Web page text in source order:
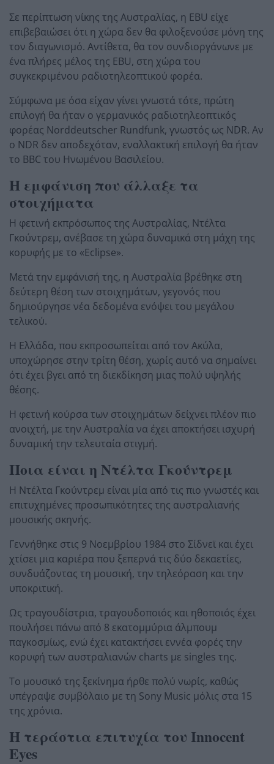
Σε περίπτωση νίκης της Αυστραλίας, η EBU είχε
επιβεβαιώσει ότι η χώρα δεν θα φιλοξενούσε μόνη της
τον διαγωνισμό. Αντίθετα, θα τον συνδιοργάνωνε με
ένα πλήρες μέλος της EBU, στη χώρα του
συγκεκριμένου ραδιοτηλεοπτικού φορέα.
Σύμφωνα με όσα είχαν γίνει γνωστά τότε, πρώτη
επιλογή θα ήταν ο γερμανικός ραδιοτηλεοπτικός
φορέας Norddeutscher Rundfunk, γνωστός ως NDR. Αν
ο NDR δεν αποδεχόταν, εναλλακτική επιλογή θα ήταν
το BBC του Ηνωμένου Βασιλείου.
Η εμφάνιση που άλλαξε τα
στοιχήματα
Η φετινή εκπρόσωπος της Αυστραλίας, Ντέλτα
Γκούντρεμ, ανέβασε τη χώρα δυναμικά στη μάχη της
κορυφής με το «Eclipse».
Μετά την εμφάνισή της, η Αυστραλία βρέθηκε στη
δεύτερη θέση των στοιχημάτων, γεγονός που
δημιούργησε νέα δεδομένα ενόψει του μεγάλου
τελικού.
Η Ελλάδα, που εκπροσωπείται από τον Ακύλα,
υποχώρησε στην τρίτη θέση, χωρίς αυτό να σημαίνει
ότι έχει βγει από τη διεκδίκηση μιας πολύ υψηλής
θέσης.
Η φετινή κούρσα των στοιχημάτων δείχνει πλέον πιο
ανοιχτή, με την Αυστραλία να έχει αποκτήσει ισχυρή
δυναμική την τελευταία στιγμή.
Ποια είναι η Ντέλτα Γκούντρεμ
Η Ντέλτα Γκούντρεμ είναι μία από τις πιο γνωστές και
επιτυχημένες προσωπικότητες της αυστραλιανής
μουσικής σκηνής.
Γεννήθηκε στις 9 Νοεμβρίου 1984 στο Σίδνεϊ και έχει
χτίσει μια καριέρα που ξεπερνά τις δύο δεκαετίες,
συνδυάζοντας τη μουσική, την τηλεόραση και την
υποκριτική.
Ως τραγουδίστρια, τραγουδοποιός και ηθοποιός έχει
πουλήσει πάνω από 8 εκατομμύρια άλμπουμ
παγκοσμίως, ενώ έχει κατακτήσει εννέα φορές την
κορυφή των αυστραλιανών charts με singles της.
Το μουσικό της ξεκίνημα ήρθε πολύ νωρίς, καθώς
υπέγραψε συμβόλαιο με τη Sony Music μόλις στα 15
της χρόνια.
Η τεράστια επιτυχία του Innocent
Eyes